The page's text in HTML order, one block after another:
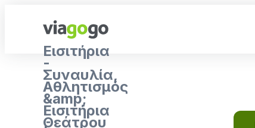
Εισιτήρια
-
Συναυλία,
Αθλητισμός
&amp;
Εισιτήρια
Θεάτρου